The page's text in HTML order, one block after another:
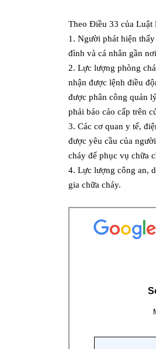
Theo Điều 33 của Luật
1. Người phát hiện
đình và cá nhân gần
2. Lực lượng phòng
nhận được lệnh điều
được phân công quản
phải báo cáo cấp trên
3. Các cơ quan y tế,
được yêu cầu của
cháy để phục vụ chữa
4. Lực lượng công an,
gia chữa cháy.